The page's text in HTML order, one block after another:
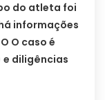
do atleta foi
informações
O caso é
e diligências